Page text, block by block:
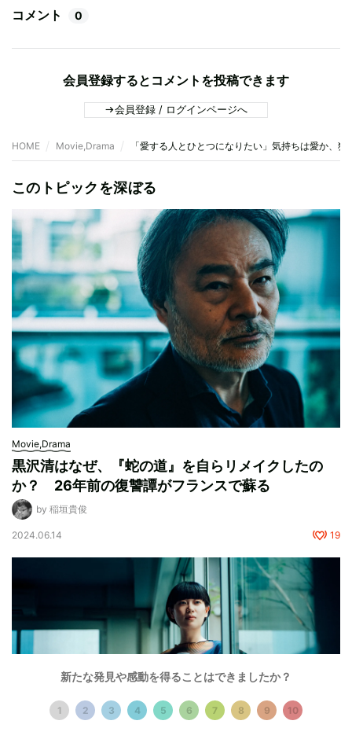
コメント 0
会員登録するとコメントを投稿できます
会員登録 / ログインページへ
新たな発見や感動を得ることはできましたか？
1 2 3 4 5 6 7 8 9 10
HOME Movie,Drama 「愛する人とひとつになりたい」気持ちは愛か、
このトピックを深ぼる
Movie,Drama
黒沢清はなぜ、『蛇の道』を自らリメイクしたの
か？ 26年前の復讐譚がフランスで蘇る
by 稲垣貴俊
2024.06.14 19